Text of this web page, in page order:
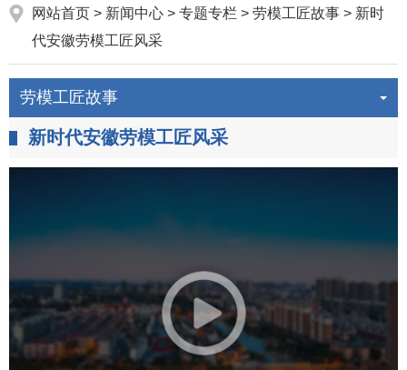
网站首页 > 新闻中心 > 专题专栏 > 劳模工匠故事 > 新时
代安徽劳模工匠风采
劳模工匠故事
新时代安徽劳模工匠风采